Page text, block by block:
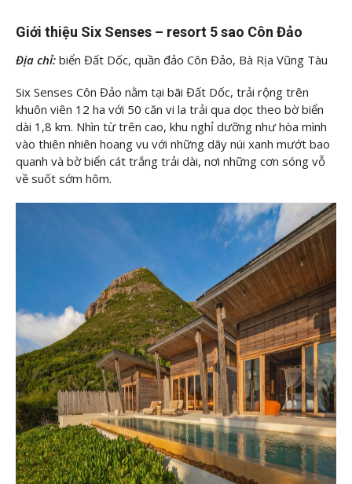
Giới thiệu Six Senses – resort 5 sao Côn Đảo
Địa chỉ: biển Đất Dốc, quần đảo Côn Đảo, Bà Rịa Vũng Tàu
Six Senses Côn Đảo nằm tại bãi Đất Dốc, trải rộng trên
khuôn viên 12 ha với 50 căn vi la trải qua dọc theo bờ biển
dài 1,8 km. Nhìn từ trên cao, khu nghỉ dưỡng như hòa mình
vào thiên nhiên hoang vu với những dãy núi xanh mướt bao
quanh và bờ biển cát trắng trải dài, nơi những cơn sóng vỗ
về suốt sớm hôm.